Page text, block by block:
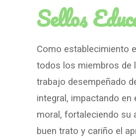
Sellos
Como establecimiento
todos los miembros de
trabajo desempeñado
integral, impactando
moral, fortaleciendo su
buen trato y cariño el